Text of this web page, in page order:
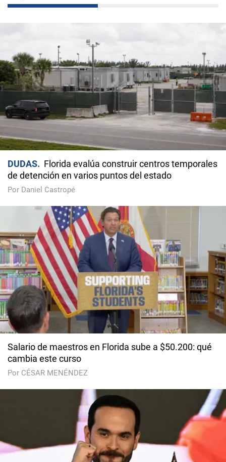
DUDAS
Florida evalúa construir centros temporales
de detención en varios puntos del estado
Por Daniel Castropé
Salario de maestros en Florida sube a $50.200: qué
cambia este curso
Por CÉSAR MENÉNDEZ